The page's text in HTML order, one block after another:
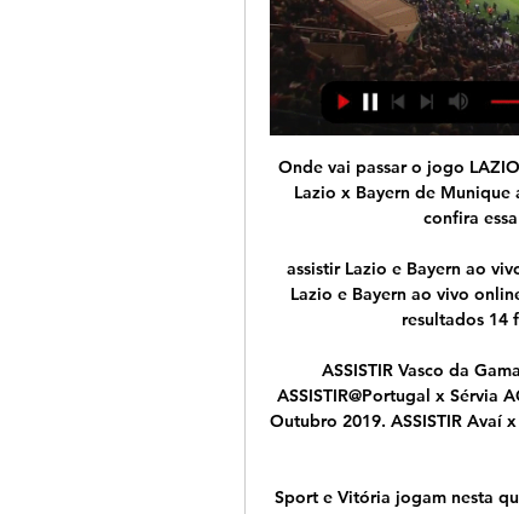
Onde vai passar o jogo LAZIO X BAYERN DE MUNIQUE há 2 horas — Onde assistir Lazio x Bayern de Munique ao vivo hoje, o SBT ou TNT vão transmitir? A seguir, confira essa e as demais informações sobre o ...

assistir Lazio e Bayern ao vivo online Futebol: jogos FC Bay há 13 horas — assistir Lazio e Bayern ao vivo online Futebol: jogos FC Bayern Mnichov ao vivo, tabela, resultados 14 fevereiro 2024 13/12/2023 — O jogo ...

ASSISTIR Vasco da Gama x Cruzeiro AO-VIVO na TV e online GRÁTIS,TV.. ASSISTIR@Portugal x Sérvia AO-VIVO Online jogo transmissão GRÁTIS,TV. Sexta 18. Outubro 2019. ASSISTIR Avaí x Flamengo AO-VIVO na TV e online GRÁTIS,TV Série A. Sexta 18.

Sport e Vitória jogam nesta quarta-feira, às 21h45, na Ilha do Retiro, em Recife, pela 34ª rodada do Campeonato Brasileiro. A partida ganha ares de decisão para os dois times, que disputam rodada a rodada e ponto a ponto para não ficarem na zona de rebaixamento. Sport x Vitória terá

Em Ilha Pura, a vida pulsa e você encontra uma nova forma de viver na Barra. Segurança Monitoramento 24h por seguranças treinados e câmeras Sustentabilidade Eficiência energética, no uso da água e gestão de …

Porto, Vila Nova de Gaia, Gulpilhares e Valadares Área Útil: 326m² Área Terreno: 440m² Esta charmosa moradia dos anos 95 foi integralmente remodelada, mantendo os traços clássicos originais. Na zona de Miramar e a dois passos da...

Hoje, tem São Bento x Linense com a transmissão da Nova Tropical FM 10 de março de 2017 11 de março de 2017 Vander Luiz 0 comentários Rádio Nova Tropical FM , São Bento O São Bento recebe nesta sexta-feira (10) o Linense, às 19 horas, no estádio Walter Ribeiro.

Atividades de associações de defesa de direitos sociais - (Outras atividades de serviços) Localização Bairro SÃO LUÍS - São Luís, Endereço RUA SAO RAIMUNDO QD 12 LOTE 26, Clube De Maes Unidas Venceremos Do Bairro Sao Raimun Cnae: 9430800

Benfica - Moreirense 2. Famalicão - Fafe 3. Feirense - Chaves 4. Penafiel - Desportivo das Aves 5. Atlético - Marítimo 6. Oriental - Vitória de Setúbal 7. Trofense - Belenenses 8. Gil Vicente - Varzim 9. Vizela - Operário 10. Rio Ave - Oliveirense 11. Arsenal - Manchester United 12. AC Milan - Inter de Milão 13. Lázio - Juventus Super 14.

Para interligar conhecimento indígena à tecnologia durante a Rio+20, uma aldeia será montada em plena metrópole. Da aldeia Kari-Oca, que começa a ser erguida esta semana em Jacarepaguá, na zona oeste, os cerca de mil índios de países como Nigéria, Japão, Canadá e Brasil, esperados para a

Cuiabá x Bragantino. Outros Canais Programação para download. 00h00. Tatiana Weston-Webb Explorando Snapper Rocks.. América Central Por Elas Lista De Objetivos Da Viagem. 05h30. Ride To The Roots Ep.3 - Gisela Pulido.. Ao Vivo. 09h30. Boas Vindas - Álbum De Família JULIANA KNUST + CRISTIANA. 10h00. Se Essa Roupa Fosse Minha BRILHO.

Guarani 0x0 Sport: jogo pela série B nesta quinta (31), confira onde ver . Robson L. 31 out, 2019 0. O futebol ao vivo transmite o jogo entre Guarani e Sport. O confronto entre as equipes de Guarani e Sport acontece nesta quinta (31) em partida válida pela segunda divisão do Campeonato Brasileiro.

Champions: como assistir Lazio x Bayern de Munique online há 4 horas — A partida terá transmissão ao vivo pelo canal Space e o canal HBO Max nesta quarta (14/02), às 17h00 (horário de Brasília). CONTINUA DEPOIS DA ...

O Atlético Mogi iniciou muito mal a sua campanha no estadual nesta temporada.